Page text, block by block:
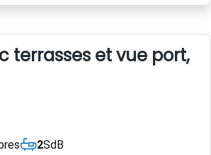
et vue port,
2SdB